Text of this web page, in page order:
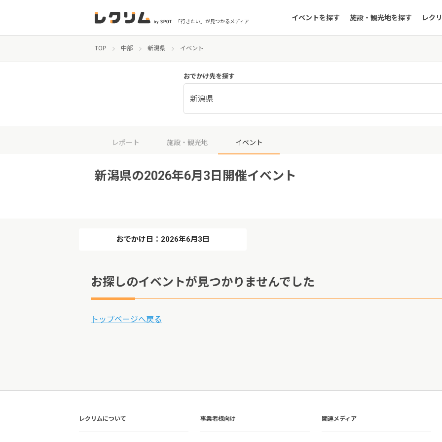
「行きたい」が見つかるメディア イベントを探す 施設・観光地を探す レク
TOP 中部 新潟県 イベント
おでかけ先を探す
新潟県
レポート 施設・観光地 イベント
新潟県の2026年6月3日開催イベント
おでかけ日：2026年6月3日
お探しのイベントが見つかりませんでした
トップページへ戻る
レクリムについて 事業者様向け 関連メディア